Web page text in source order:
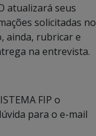
atualizará seus
solicitadas no
ainda, rubricar e
na entrevista.
FIP o
para o e-mail